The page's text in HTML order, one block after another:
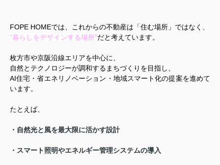
FOPE HOMEでは、これからの不動産は「住む場所」ではなく、
“暮らしをデザインする場所”だと考えています。
枚方市や京阪沿線エリアを中心に、
自然とテクノロジーが調和するまちづくりを目指し、
AI住宅・省エネリノベーション・地域スマート化の提案を進めて
います。
たとえば、
・自然光と風を最大限に活かす設計
・スマート照明やエネルギー管理システムの導入